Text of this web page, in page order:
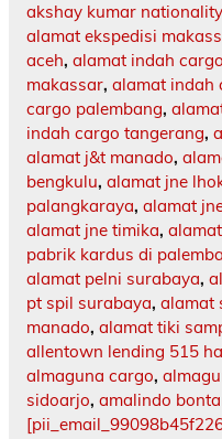
akshay kumar nationality
alamat ekspedisi
aceh, alamat indah
makassar, alamat indah
cargo palembang,
indah cargo tangerang,
alamat j&t manado,
bengkulu, alamat jne
palangkaraya, alamat
alamat jne timika,
pabrik kardus di
alamat pelni surabaya,
pt spil surabaya, alamat
manado, alamat tiki
allentown lending 515
almaguna cargo,
sidoarjo, amalindo